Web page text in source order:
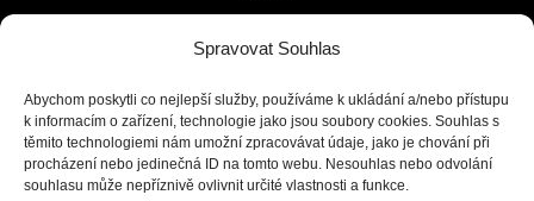
Spravovat Souhlas
Abychom poskytli co nejlepší služby, používáme k ukládání a/nebo přístupu
k informacím o zařízení, technologie jako jsou soubory cookies. Souhlas s
těmito technologiemi nám umožní zpracovávat údaje, jako je chování při
procházení nebo jedinečná ID na tomto webu. Nesouhlas nebo odvolání
souhlasu může nepříznivě ovlivnit určité vlastnosti a funkce.
Všeobecné Obchodní Podmínky